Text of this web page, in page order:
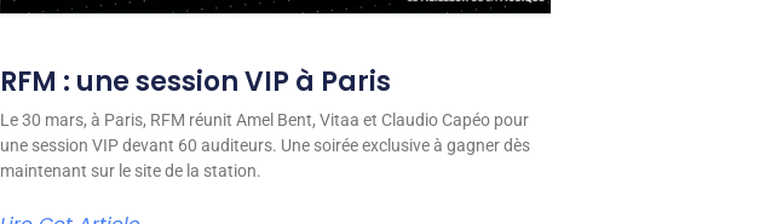
RFM : une session VIP à Paris
Le 30 mars, à Paris, RFM réunit Amel Bent, Vitaa et Claudio Capéo pour
une session VIP devant 60 auditeurs. Une soirée exclusive à gagner dès
maintenant sur le site de la station.